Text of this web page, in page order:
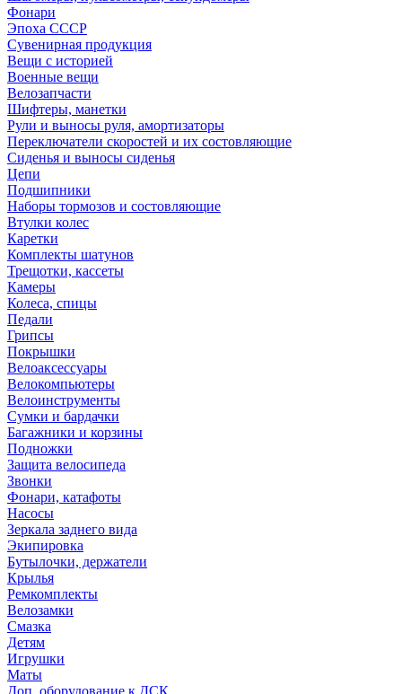
Фонари
Эпоха СССР
Сувенирная продукция
Вещи с историей
Военные вещи
Велозапчасти
Шифтеры, манетки
Рули и выносы руля, амортизаторы
Переключатели скоростей и их состовляющие
Сиденья и выносы сиденья
Цепи
Подшипники
Наборы тормозов и состовляющие
Втулки колес
Каретки
Комплекты шатунов
Трещотки, кассеты
Камеры
Колеса, спицы
Педали
Грипсы
Покрышки
Велоаксессуары
Велокомпьютеры
Велоинструменты
Сумки и бардачки
Багажники и корзины
Подножки
Защита велосипеда
Звонки
Фонари, катафоты
Насосы
Зеркала заднего вида
Экипировка
Бутылочки, держатели
Крылья
Ремкомплекты
Велозамки
Смазка
Детям
Игрушки
Маты
Доп. оборудование к ДСК